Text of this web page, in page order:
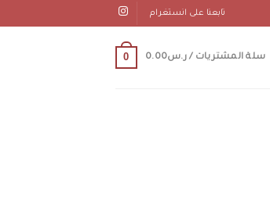
تابعنا على انستغرام
سلة المشتريات /ر.س0.00
0